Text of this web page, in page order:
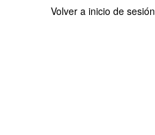
Volver a inicio de sesión